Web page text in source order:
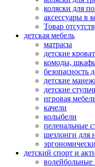
коляски для
аксессуары в
Товар
детская мебель
матрасы
детские
комоды,
безопасность
детские
детские
игровая
качели
колыбели
пеленальные
шезлонги для
детский спорт и
волейбольные